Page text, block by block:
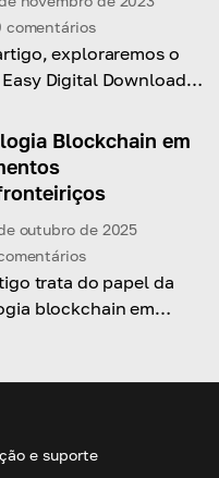
comentários
exploraremos o
Digital Downloads
de vendas global.
Blockchain em
outubro de 2025
trata do papel da
blockchain em
e suporte